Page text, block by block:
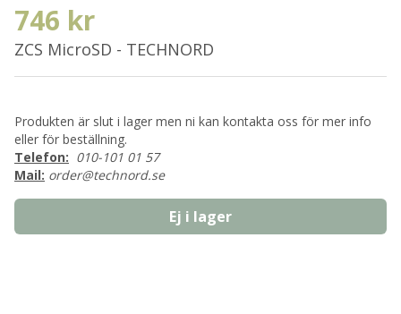
746 kr
ZCS MicroSD - TECHNORD
Produkten är slut i lager men ni kan kontakta oss för mer info
eller för beställning.
Telefon: 010-101 01 57
Mail: order@technord.se
Ej i lager